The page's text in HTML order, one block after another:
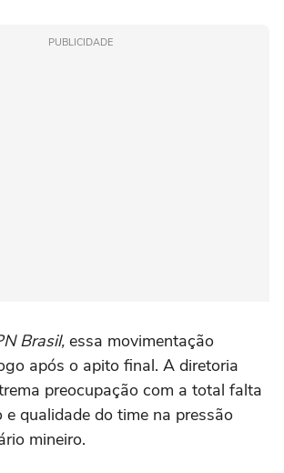
PUBLICIDADE
Brasil, essa movimentação
após o apito final. A diretoria
preocupação com a total falta
e qualidade do time na pressão
mineiro.